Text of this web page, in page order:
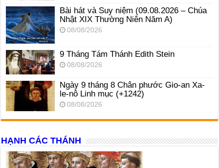
Bài hát và Suy niệm (09.08.2026 – Chúa
Nhật XIX Thường Niên Năm A)
08/08/2026
9 Tháng Tám Thánh Edith Stein
08/08/2026
Ngày 9 tháng 8 Chân phước Gio-an Xa-
le-nô Linh mục (+1242)
08/08/2026
HẠNH CÁC THÁNH